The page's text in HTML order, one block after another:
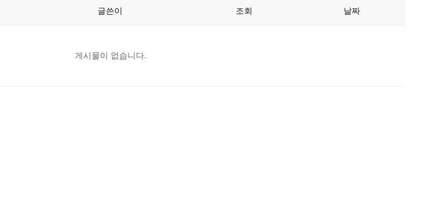
글쓴이 조회 날짜
게시물이 없습니다.